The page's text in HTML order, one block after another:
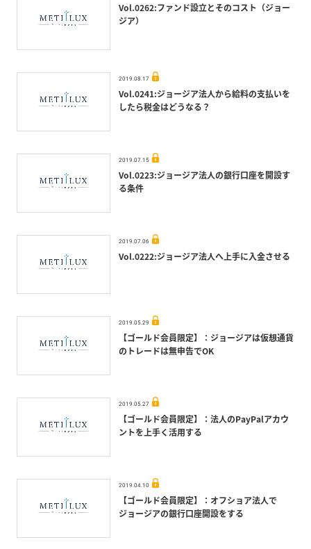
Vol.0262:ファンド設立とそのコスト（ジョー
ジア）
2019.08.17
Vol.0241:ジョージア法人から給料の支払いを
したら税金はどうなる？
2019.07.15
Vol.0223:ジョージア法人の銀行口座を開設す
る条件
2019.07.06
Vol.0222:ジョージア法人へ上手に入金させる
2019.05.29
【ゴールド会員限定】：ジョージアは仮想通貨
のトレードは無申告でOK
2019.05.27
【ゴールド会員限定】：法人のPayPalアカウ
ントを上手く活用する
2019.04.10
【ゴールド会員限定】：オフショア法人で
ジョージアの銀行口座開設をする